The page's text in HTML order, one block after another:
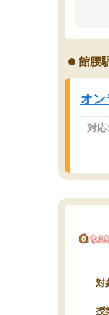
館腰
オン
対応
対
授